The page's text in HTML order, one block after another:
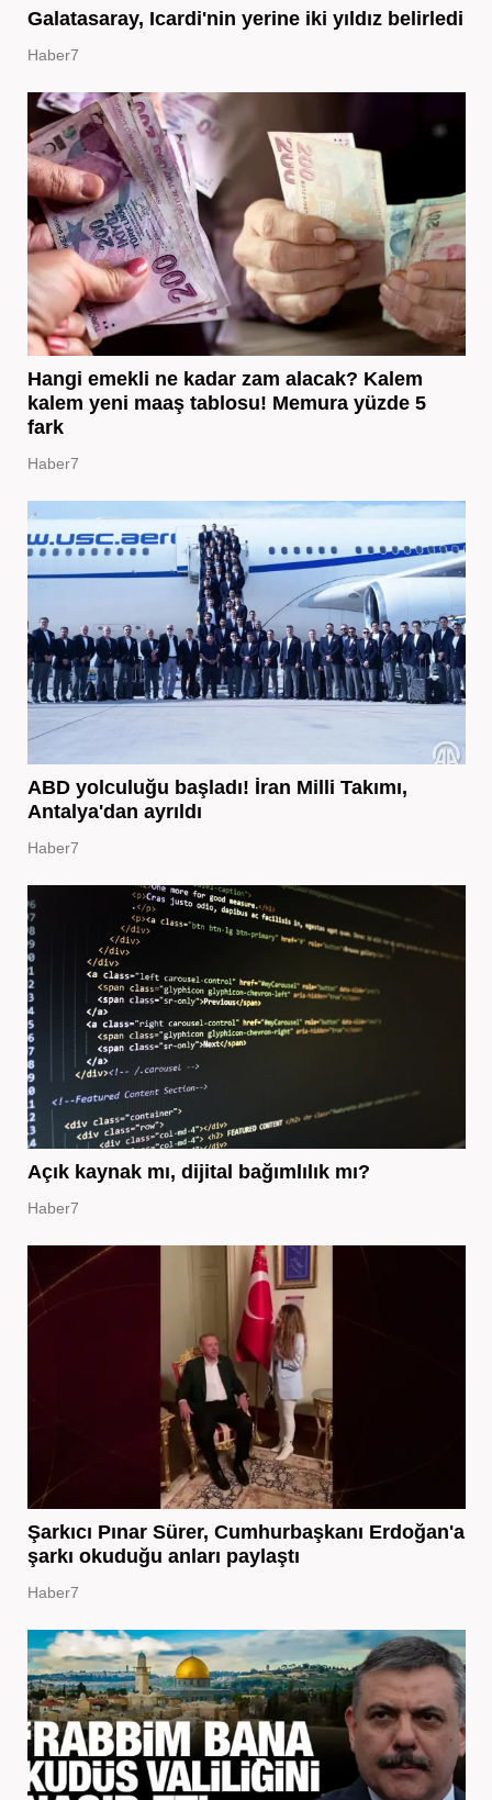
Galatasaray, Icardi'nin yerine iki yıldız belirledi
Haber7
Hangi emekli ne kadar zam alacak? Kalem
kalem yeni maaş tablosu! Memura yüzde 5
fark
Haber7
ABD yolculuğu başladı! İran Milli Takımı,
Antalya'dan ayrıldı
Haber7
Açık kaynak mı, dijital bağımlılık mı?
Haber7
Şarkıcı Pınar Sürer, Cumhurbaşkanı Erdoğan'a
şarkı okuduğu anları paylaştı
Haber7